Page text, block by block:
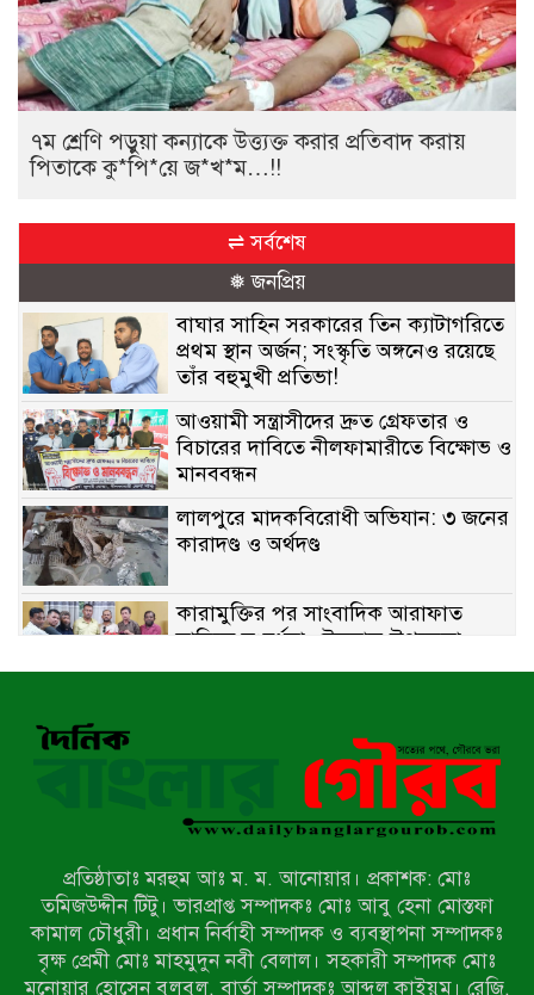
৭ম শ্রেণি পড়ুয়া কন্যাকে উত্ত্যক্ত করার প্রতিবাদ করায়
পিতাকে কু*পি*য়ে জ*খ*ম…!!
⇌ সর্বশেষ
❅ জনপ্রিয়
বাঘার সাহিন সরকারের তিন ক্যাটাগরিতে
প্রথম স্থান অর্জন; সংস্কৃতি অঙ্গনেও রয়েছে
তাঁর বহুমুখী প্রতিভা!
আওয়ামী সন্ত্রাসীদের দ্রুত গ্রেফতার ও
বিচারের দাবিতে নীলফামারীতে বিক্ষোভ ও
মানববন্ধন
লালপুরে মাদকবিরোধী অভিযান: ৩ জনের
কারাদণ্ড ও অর্থদণ্ড
কারামুক্তির পর সাংবাদিক আরাফাত
সানিকে সংবর্ধনা, টেকনাফ উপজেলা
প্রেসক্লাবের ফুলেল শুভেচ্ছা
মিয়ানমারের সীমান্তে স্থলমাইন বিস্ফোরণ:
উখিয়ার এক যুবকের পা বিচ্ছিন্ন
৭ম শ্রেণি পড়ুয়া কন্যাকে উত্ত্যক্ত করার
প্রতিবাদ করায় পিতাকে কু*পি*য়ে
জ*খ*ম…!!
প্রতিষ্ঠাতাঃ মরহুম আঃ ম. ম. আনোয়ার। প্রকাশক: মোঃ
তমিজউদ্দীন টিটু। ভারপ্রাপ্ত সম্পাদকঃ মোঃ আবু হেনা মোস্তফা
কামাল চৌধুরী। প্রধান নির্বাহী সম্পাদক ও ব্যবস্থাপনা সম্পাদকঃ
বৃক্ষ প্রেমী মোঃ মাহমুদুন নবী বেলাল। সহকারী সম্পাদক মোঃ
মনোয়ার হোসেন বুলবুল, বার্তা সম্পাদকঃ আব্দুল কাইয়ুম। রেজি.